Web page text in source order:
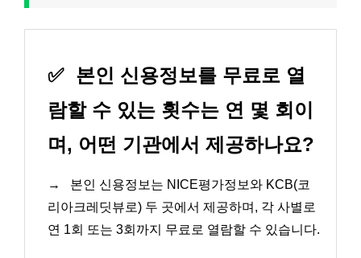
✅ 본인 신용정보를 무료로 열
람할 수 있는 횟수는 연 몇 회이
며, 어떤 기관에서 제공하나요?
→
본인 신용정보는 NICE평가정보와 KCB(코
리아크레딧뷰로) 두 곳에서 제공하며, 각 사별로
연 1회 또는 3회까지 무료로 열람할 수 있습니다.